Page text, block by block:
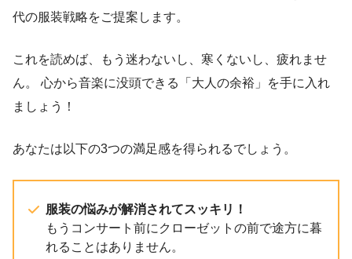
代の服装戦略をご提案します。
これを読めば、もう迷わないし、寒くないし、疲れませ
ん。 心から音楽に没頭できる「大人の余裕」を手に入れ
ましょう！
あなたは以下の3つの満足感を得られるでしょう。
服装の悩みが解消されてスッキリ！
もうコンサート前にクローゼットの前で途方に暮
れることはありません。